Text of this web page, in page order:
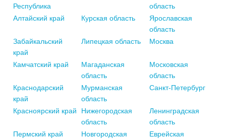
Республика
область
Алтайский край
Курская область
Ярославская
область
Забайкальский
край
Липецкая область Москва
Камчатский край
Магаданская
область
Московская
область
Краснодарский
край
Мурманская
область
Санкт-Петербург
Красноярский край
Нижегородская
область
Ленинградская
область
Пермский край
Новгородская
Еврейская